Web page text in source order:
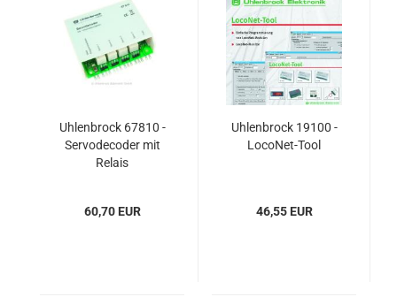
Uhlenbrock 67810 -
Servodecoder mit
Relais
60,70 EUR
Uhlenbrock 19100 -
LocoNet-Tool
46,55 EUR